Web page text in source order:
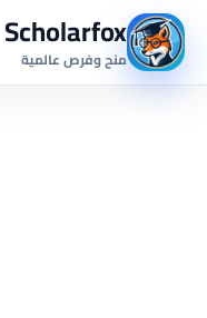
Scholarfox
منح وفرص عالمية